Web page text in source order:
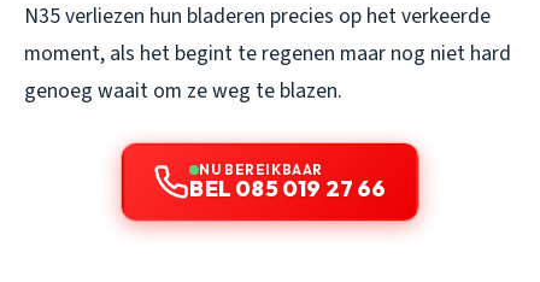
N35 verliezen hun bladeren precies op het verkeerde
moment, als het begint te regenen maar nog niet hard
genoeg waait om ze weg te blazen.
NU BEREIKBAAR
BEL 085 019 27 66